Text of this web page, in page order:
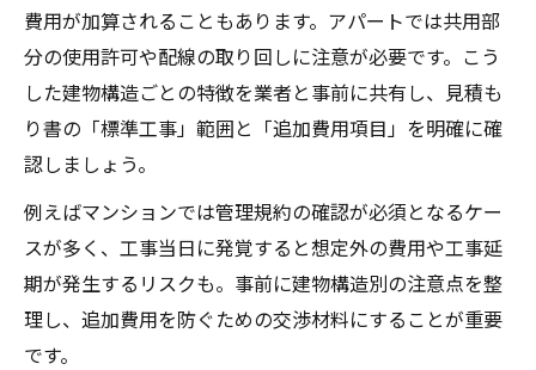
費用が加算されることもあります。アパートでは共用部
分の使用許可や配線の取り回しに注意が必要です。こう
した建物構造ごとの特徴を業者と事前に共有し、見積も
り書の「標準工事」範囲と「追加費用項目」を明確に確
認しましょう。
例えばマンションでは管理規約の確認が必須となるケー
スが多く、工事当日に発覚すると想定外の費用や工事延
期が発生するリスクも。事前に建物構造別の注意点を整
理し、追加費用を防ぐための交渉材料にすることが重要
です。